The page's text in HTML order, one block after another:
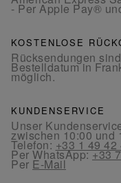
- Per Apple Pay®
KOSTENLOSE
Rücksendungen
Bestelldatum in
möglich.
KUNDENSERVICE
Unser
zwischen 10:00 und
Telefon:+33 1 49 42
Per WhatsApp:+33
Per E-Mail